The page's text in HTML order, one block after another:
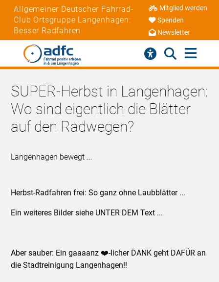
Allgemeiner Deutscher Fahrrad-
Club Ortsgruppe Langenhagen:
Besser Radfahren
Mitglied werden
Spenden
Newsletter
SUPER-Herbst in Langenhagen:
Wo sind eigentlich die Blätter
auf den Radwegen?
Langenhagen bewegt ...
Herbst-Radfahren frei: So ganz ohne Laubblätter ...
Ein weiteres Bilder siehe UNTER DEM Text ...
Aber sauber: Ein gaaaanz ❤️-licher DANK geht DAFÜR an
die Stadtreinigung Langenhagen!!